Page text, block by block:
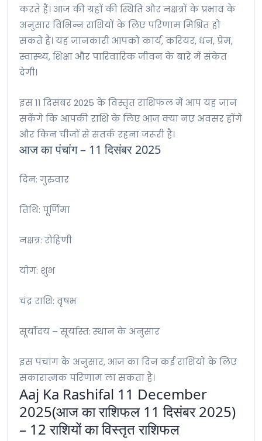
करते हैं। आज की ग्रहों की स्थिति और नक्षत्रों के प्रभाव के
अनुसार विभिन्न राशियों के लिए परिणाम मिश्रित हो
सकते हैं। यह जानकारी आपको कार्य, करियर, धन, प्रेम,
स्वास्थ्य, शिक्षा और पारिवारिक जीवन के बारे में संकेत
देगी।
इस 11 दिसंबर 2025 के विस्तृत राशिफल में आप यह जान
सकेंगे कि आपकी राशि के लिए आज क्या नए अवसर होंगे
और किन चीजों से सतर्क रहना जरूरी है।
आज का पंचांग – 11 दिसंबर 2025
दिन: गुरुवार
तिथि: पूर्णिमा
नक्षत्र: रोहिणी
योग: शुभ
चंद्र राशि: वृषभ
सूर्योदय – सूर्यास्त: स्थान के अनुसार
इस पंचांग के अनुसार, आज का दिन कई राशियों के लिए
सकारात्मक परिणाम ला सकता है।
Aaj Ka Rashifal 11 December
2025(आज का राशिफल 11 दिसंबर 2025)
– 12 राशियों का विस्तृत राशिफल